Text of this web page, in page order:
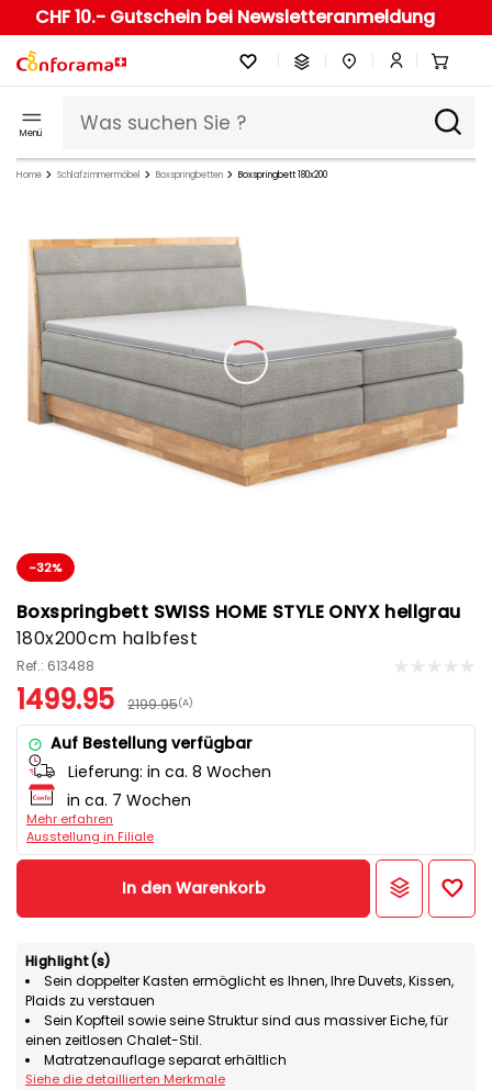
CHF 10.- Gutschein bei Newsletteranmeldung
Menü
Home Schlafzimmermöbel Boxspringbetten Boxspringbett 180x200
-32%
Boxspringbett SWISS HOME STYLE ONYX hellgrau
180x200cm halbfest
Ref.: 613488
1499.95 2199.95(A)
Auf Bestellung verfügbar
Lieferung: in ca. 8 Wochen
in ca. 7 Wochen
Mehr erfahren
Ausstellung in Filiale
In den Warenkorb
Highlight(s)
Sein doppelter Kasten ermöglicht es Ihnen, Ihre Duvets, Kissen,
Plaids zu verstauen
Sein Kopfteil sowie seine Struktur sind aus massiver Eiche, für
einen zeitlosen Chalet-Stil.
Matratzenauflage separat erhältlich
Siehe die detaillierten Merkmale